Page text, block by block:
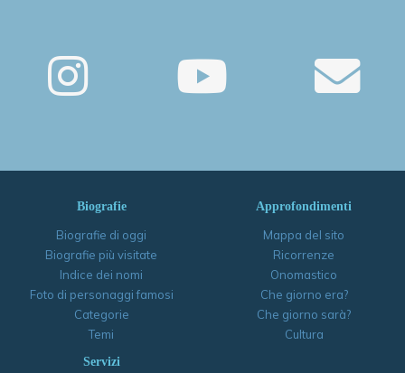
Biografie
Biografie di oggi
Biografie più visitate
Indice dei nomi
Foto di personaggi famosi
Categorie
Temi
Approfondimenti
Mappa del sito
Ricorrenze
Onomastico
Che giorno era?
Che giorno sarà?
Cultura
Servizi